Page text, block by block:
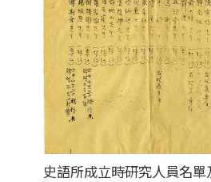
史語所成立時研究人員名單